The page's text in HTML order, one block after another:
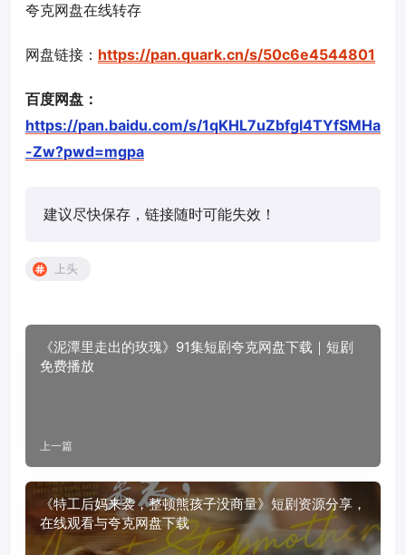
夸克网盘在线转存
网盘链接： https://pan.quark.cn/s/50c6e4544801
百度网盘：
https://pan.baidu.com/s/1qKHL7uZbfgl4TYfSMHa
-Zw?pwd=mgpa
建议尽快保存，链接随时可能失效！
上头
《泥潭里走出的玫瑰》91集短剧夸克网盘下载｜短剧
免费播放
上一篇
《特工后妈来袭，整顿熊孩子没商量》短剧资源分享，
在线观看与夸克网盘下载